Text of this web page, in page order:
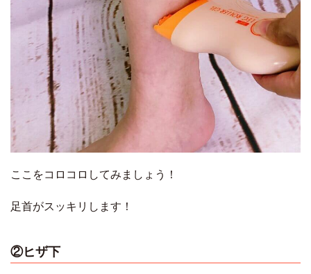
ここをコロコロしてみましょう！
足首がスッキリします！
②ヒザ下